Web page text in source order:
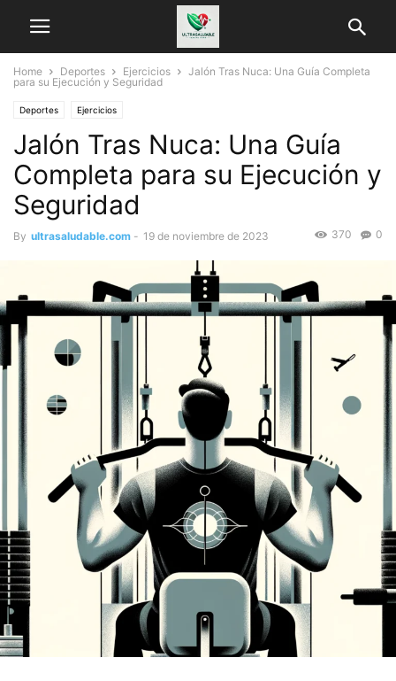
Home Deportes Ejercicios
Jalón Tras Nuca: Una Guía Completa
para su Ejecución y Seguridad
Deportes Ejercicios
Jalón Tras Nuca: Una Guía
Completa para su Ejecución y
Seguridad
By ultrasaludable.com - 19 de noviembre de 2023 0
370